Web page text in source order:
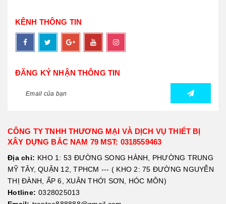
KÊNH THÔNG TIN
ĐĂNG KÝ NHẬN THÔNG TIN
CÔNG TY TNHH THƯƠNG MẠI VÀ DỊCH VỤ THIẾT BỊ
XÂY DỰNG BẮC NAM 79 MST: 0318559463
Địa chỉ: KHO 1: 53 ĐƯỜNG SONG HÀNH, PHƯỜNG TRUNG
MỸ TÂY, QUẬN 12, TPHCM --- ( KHO 2: 75 ĐƯỜNG NGUYỄN
THỊ ĐÀNH, ẤP 6, XUÂN THỚI SƠN, HÓC MÔN)
Hotline: 0328025013